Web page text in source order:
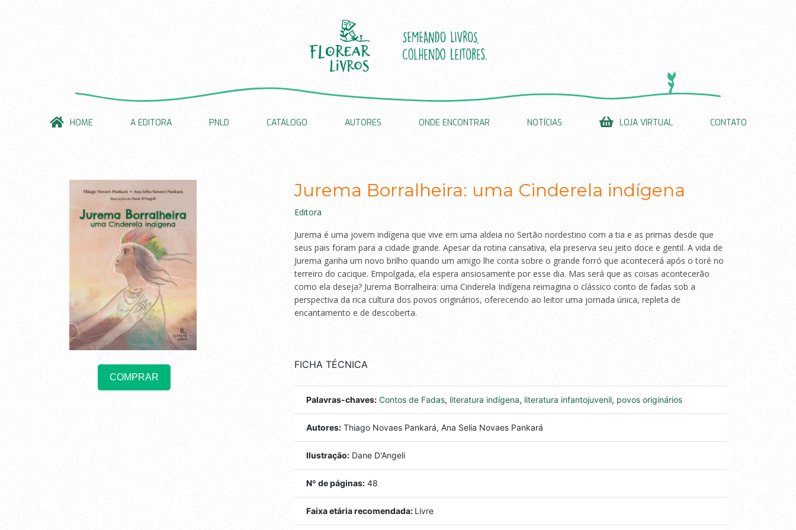
HOME A EDITORA PNLD CATÁLOGO AUTORES ONDE ENCONTRAR NOTÍCIAS LOJA VIRTUAL CONTATO
COMPRAR
Jurema Borralheira: uma Cinderela indígena
Editora
Jurema é uma jovem indígena que vive em uma aldeia no Sertão nordestino com a tia e as primas desde que
seus pais foram para a cidade grande. Apesar da rotina cansativa, ela preserva seu jeito doce e gentil. A vida de
Jurema ganha um novo brilho quando um amigo lhe conta sobre o grande forró que acontecerá após o toré no
terreiro do cacique. Empolgada, ela espera ansiosamente por esse dia. Mas será que as coisas acontecerão
como ela deseja? Jurema Borralheira: uma Cinderela Indígena reimagina o clássico conto de fadas sob a
perspectiva da rica cultura dos povos originários, oferecendo ao leitor uma jornada única, repleta de
encantamento e de descoberta.
FICHA TÉCNICA
Palavras-chaves: Contos de Fadas, literatura indígena, literatura infantojuvenil, povos originários
Autores: Thiago Novaes Pankará, Ana Selia Novaes Pankará
Ilustração: Dane D'Angeli
Nº de páginas: 48
Faixa etária recomendada: Livre